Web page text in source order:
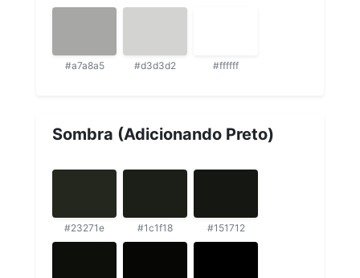
#a7a8a5 #d3d3d2 #ffffff
Sombra (Adicionando Preto)
#23271e #1c1f18 #151712